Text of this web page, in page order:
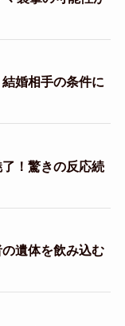
婚相手の条件に
！驚きの反応続
遺体を飲み込む